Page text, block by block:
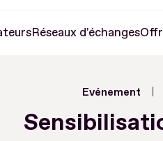
Réseaux d'échanges
Evénement